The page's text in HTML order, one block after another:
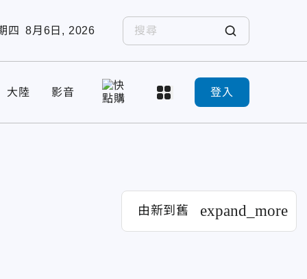
四 8月6日, 2026
大陸 影音 登入
由新到舊 expand_more